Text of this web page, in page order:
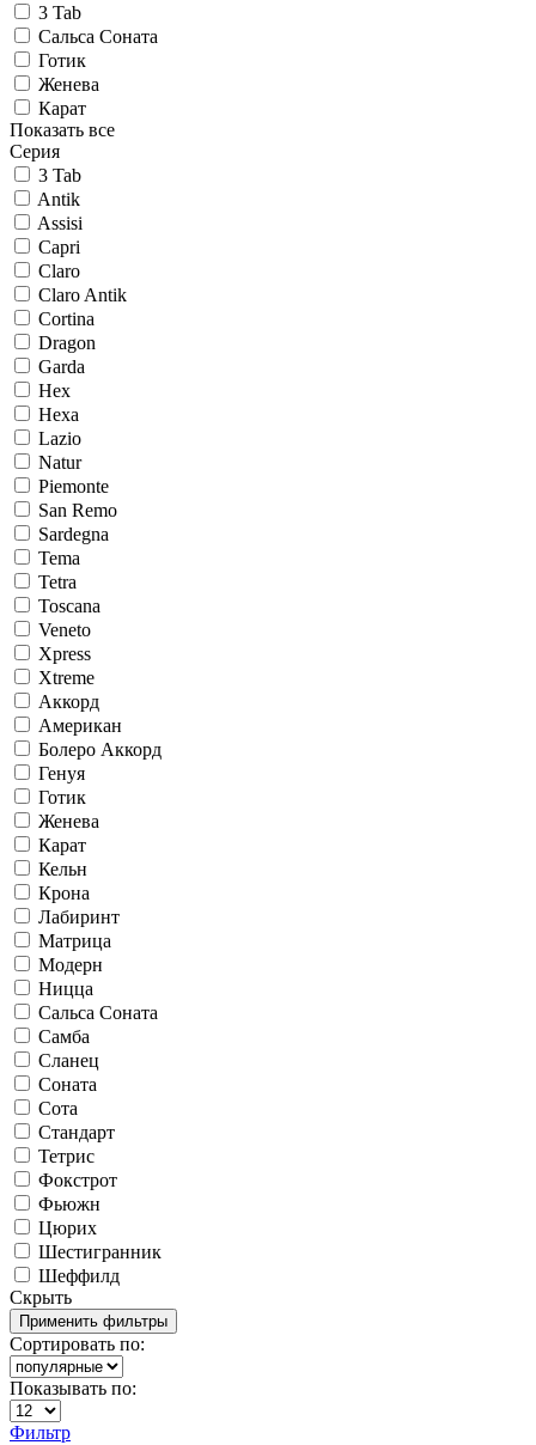
3 Tab
Сальса Соната
Готик
Женева
Карат
Показать все
Серия
3 Tab
Antik
Assisi
Capri
Claro
Claro Antik
Cortina
Dragon
Garda
Hex
Hexa
Lazio
Natur
Piemonte
San Remo
Sardegna
Tema
Tetra
Toscana
Veneto
Xpress
Xtreme
Аккорд
Американ
Болеро Аккорд
Генуя
Готик
Женева
Карат
Кельн
Крона
Лабиринт
Матрица
Модерн
Ницца
Сальса Соната
Самба
Сланец
Соната
Сота
Стандарт
Тетрис
Фокстрот
Фьюжн
Цюрих
Шестигранник
Шеффилд
Скрыть
Сортировать по:
Показывать по:
Фильтр